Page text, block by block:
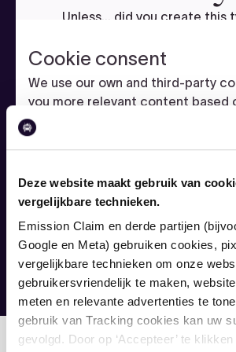
Deze website maakt gebruik van
vergelijkbare technieken.
Emission Claim en derde partijen
Google en Meta) gebruiken cookies,
vergelijkbare technieken om onze
gebruikersvriendelijk te maken,
meten en relevante advertenties te
gebruik van Tracking cookies kan uw
gevolgd. Door op ‘Accepteer’ te